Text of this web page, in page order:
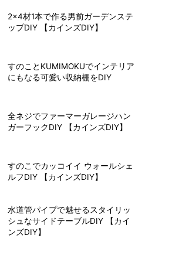
2×4材1本で作る男前ガーデンステ
ップDIY 【カインズDIY】
すのことKUMIMOKUでインテリア
にもなる可愛い収納棚をDIY
全ネジでファーマーガレージハン
ガーフックDIY 【カインズDIY】
すのこでカッコイイ ウォールシェ
ルフDIY 【カインズDIY】
水道管パイプで魅せるスタイリッ
シュなサイドテーブルDIY 【カイ
ンズDIY】